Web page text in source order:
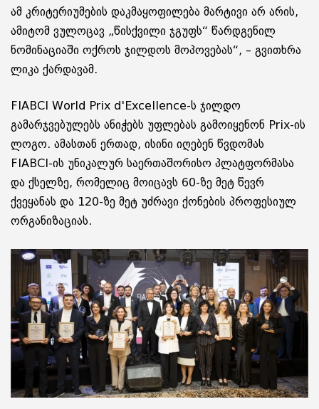
ამ კრიტერიუმების დაკმაყოფილება მარტივი არ არის,
ამიტომ ვულოცავ „წისქვილი ჯგუფს“ წარდგენილ
ნომინაციაში ოქროს ჯილდოს მოპოვებას“, – გვითხრა
ლიკა ქარდავამ.
FIABCI World Prix d'Excellence-ს ჯილდო
გამარჯვებულებს ანიჭებს უფლებას გამოიყენონ Prix-ის
ლოგო. ამასთან ერთად, ისინი იღებენ წვდომას
FIABCI-ის უნიკალურ საერთაშორისო პლატფორმასა
და ქსელზე, რომელიც მოიცავს 60-ზე მეტ წევრ
ქვეყანას და 120-ზე მეტ უძრავი ქონების პროფესიულ
ორგანიზაციას.